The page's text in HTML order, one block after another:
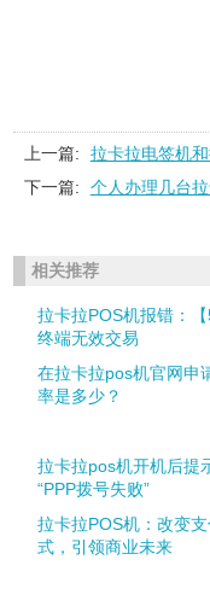
上一篇:
拉卡拉电签机
下一篇:
个人办理几台
相关推荐
拉卡拉POS机报错：【
终端无效交易
在拉卡拉pos机官网申
率是多少？
拉卡拉pos机开机后提
“PPP拨号失败”
拉卡拉POS机：改变
式，引领商业未来